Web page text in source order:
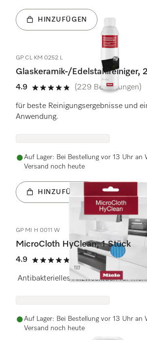
HINZUFÜGEN
GP CL KM 0252 L
Glaskeramik-/Edelstahlreiniger,
4.9
4.9 Sterne von 5
(229 Bewertungen)
für beste Reinigungsergebnisse und
Anwendung.
Auf Lager: Bei Bestellung vor 13 Uhr an
Versand noch heute
HINZUFÜGEN
GP MI H 0011 W
MicroCloth HyClean, 1 Stück
4.9
4.9 Sterne von 5
(54 Bewertungen)
Antibakterielles Allzwecktuch für
Auf Lager: Bei Bestellung vor 13 Uhr an
Versand noch heute